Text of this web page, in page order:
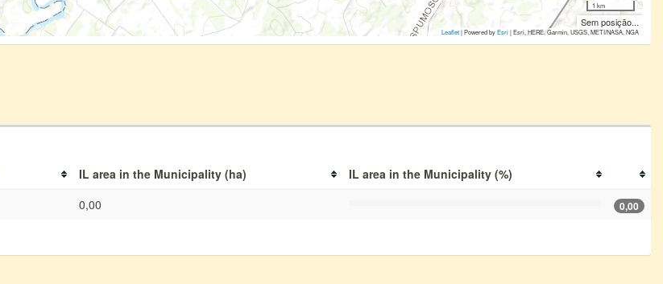
1 km
Sem posição...
Leaflet| Powered byEsri|Esri, HERE, Garmin, USGS, METI/NASA, NGA
IL area in the Municipality (ha)
IL area in the Municipality (%)
0,00 0,00